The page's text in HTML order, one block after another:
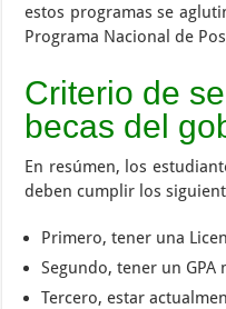
estos programas se
Programa Nacional de
Criterio de
becas del
En resúmen, los
deben cumplir los
Primero, tener una
Segundo, tener un GPA
Tercero, estar